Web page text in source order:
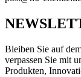
Bleiben Sie auf
verpassen Sie mit
Produkten,